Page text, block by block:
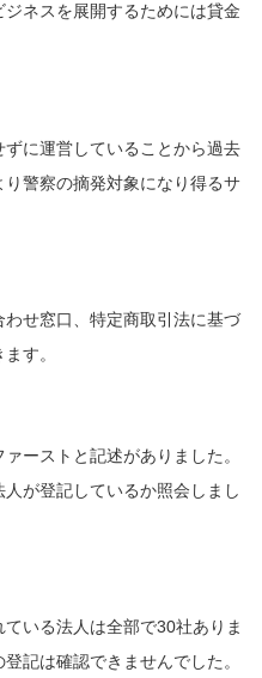
ネスを展開するためには貸金
に運営していることから過去
警察の摘発対象になり得るサ
せ窓口、特定商取引法に基づ
す。
ーストと記述がありました。
が登記しているか照会しまし
いる法人は全部で30社ありま
記は確認できませんでした。